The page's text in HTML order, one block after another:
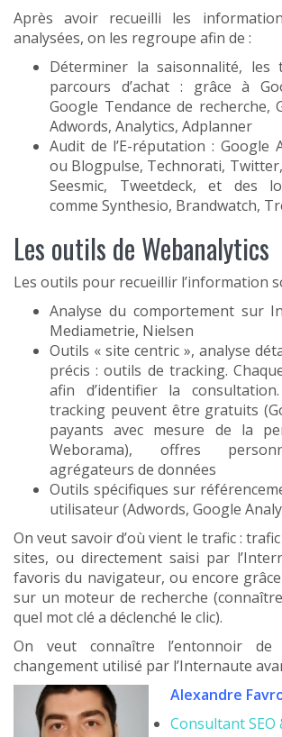
Après avoir recueilli les
analysées, on les regroupe afin de :
Déterminer la saisonnalité, les
parcours d’achat : grâce à
Google Tendance de recherche,
Adwords, Analytics, Adplanner
Audit de l’E-réputation : Google
ou Blogpulse, Technorati,
Seesmic, Tweetdeck, et des
comme Synthesio, Brandwatch,
Les outils de Webanalytics
Les outils pour recueillir l’information
Analyse du comportement sur
Mediametrie, Nielsen
Outils « site centric », analyse
précis : outils de tracking.
afin d’identifier la
tracking peuvent être gratuits
payants avec mesure de la
Weborama), offres
agrégateurs de données
Outils spécifiques sur
utilisateur (Adwords, Google
On veut savoir d’où vient le trafic :
sites, ou directement saisi par
favoris du navigateur, ou encore
sur un moteur de recherche
quel mot clé a déclenché le clic).
On veut connaître l’entonnoir de
changement utilisé par l’Internaute
Alexandre
Consultant SEO